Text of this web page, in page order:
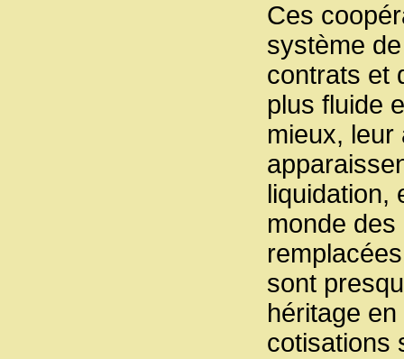
Ces
système
contrats et
plus fluide
mieux, leur
liquidation,
monde
sont
héritage
cotisations